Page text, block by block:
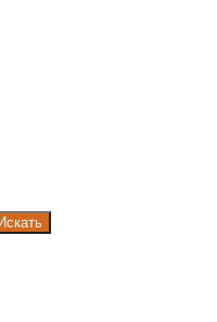
Искать